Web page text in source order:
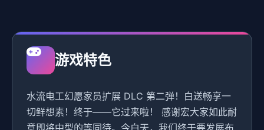
游戏特色
水流电工幻愿家员扩展 DLC 第二弹！白送畅享一
切鲜想素！终于——它过来啦！ 感谢宏大家如此耐
意即将中型的等同待。今白天，我们终于要发展布